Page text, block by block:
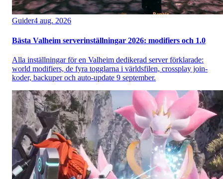
Guider4 aug. 2026
Bästa Valheim serverinställningar 2026: modifiers och 1.0
Alla inställningar för en Valheim dedikerad server förklarade:
world modifiers, de fyra togglarna i världsfilen, crossplay join-
koder, backuper och auto-update 9 september.